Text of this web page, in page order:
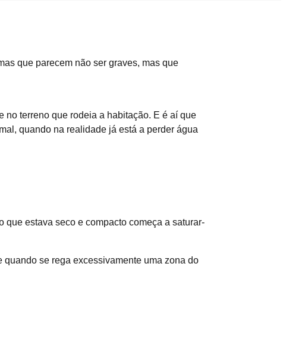
que parecem não ser graves, mas que
no terreno que rodeia a habitação. E é aí que
quando na realidade já está a perder água
que estava seco e compacto começa a saturar-
se rega excessivamente uma zona do